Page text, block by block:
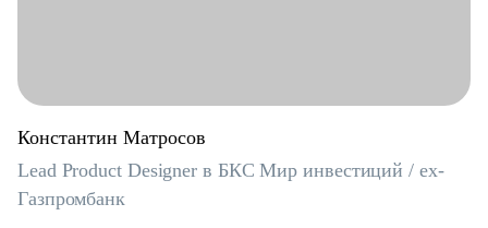
Константин Матросов
Lead Product Designer в БКС Мир инвестиций / ex-
Газпромбанк